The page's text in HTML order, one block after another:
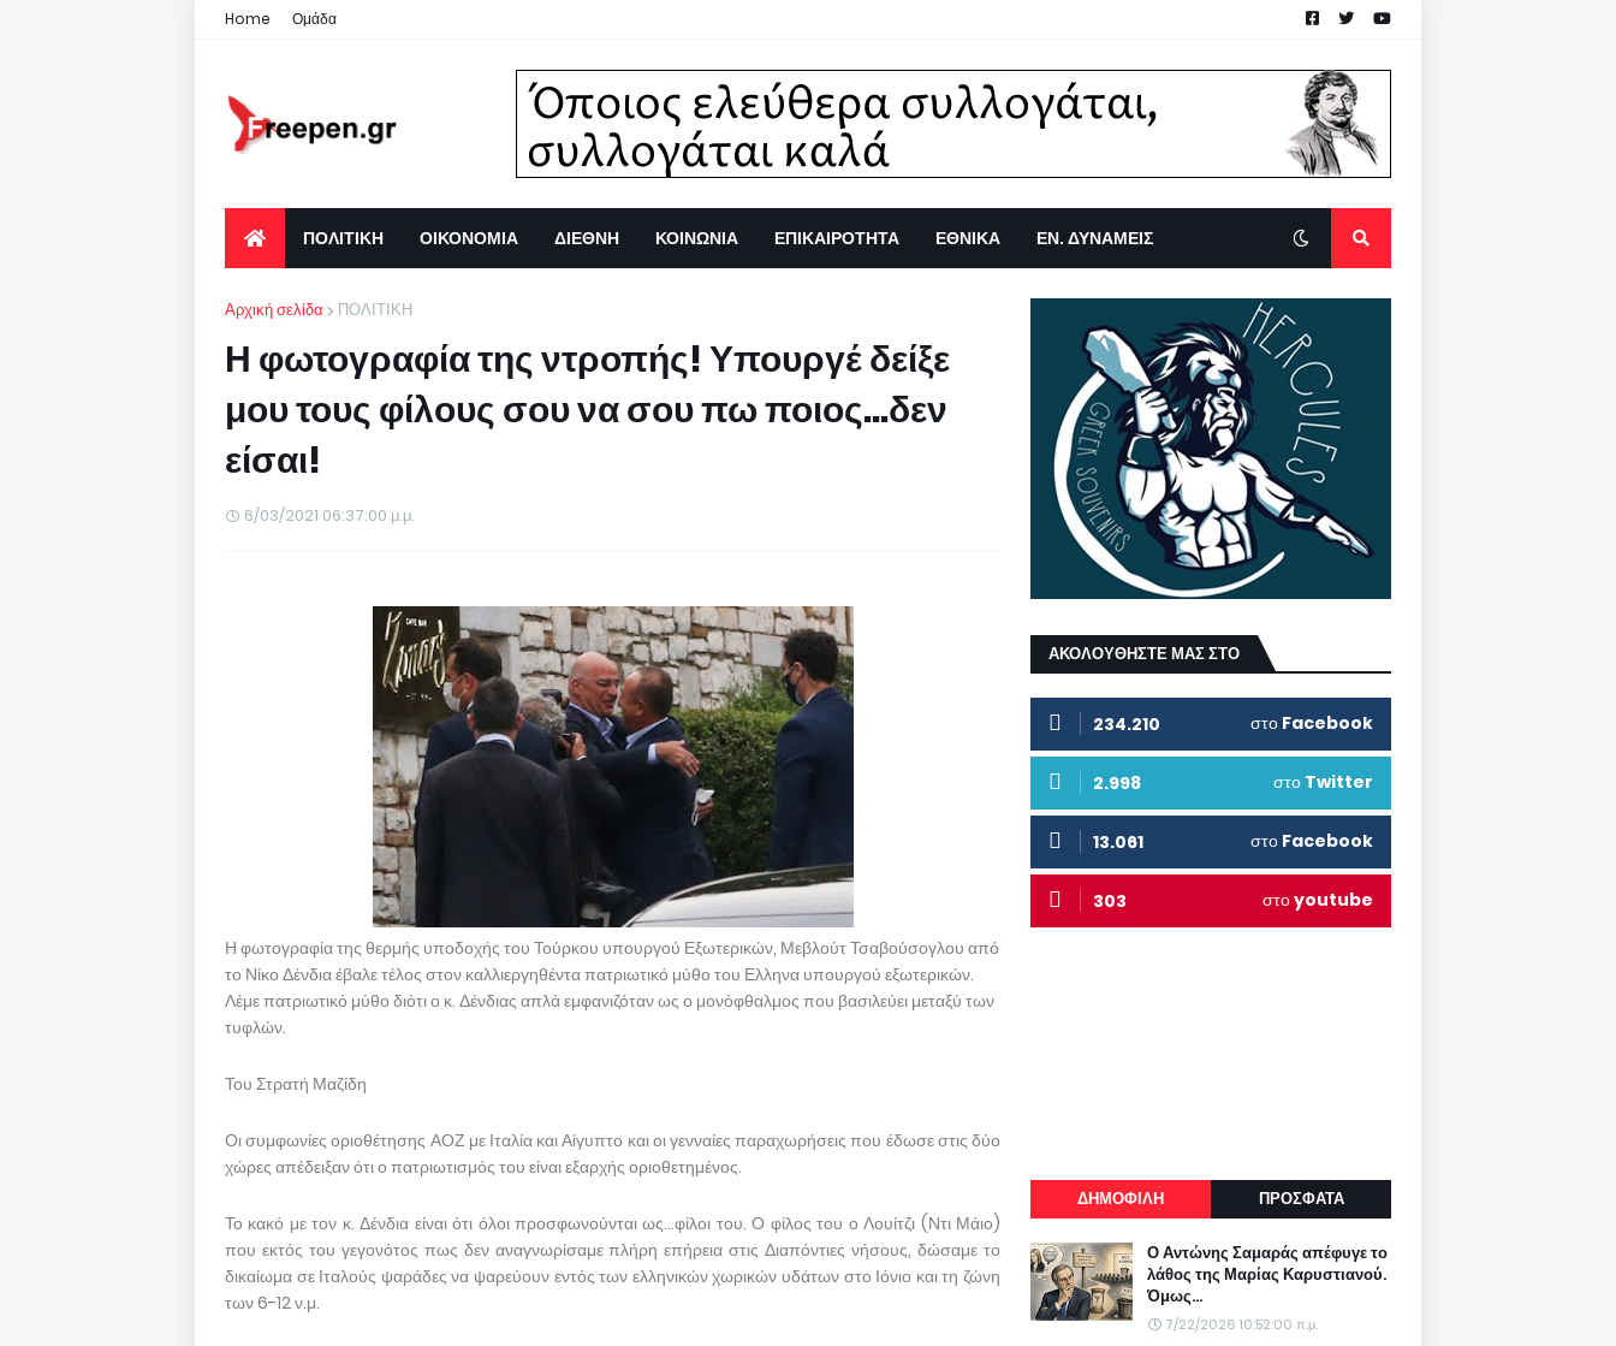
Home Ομάδα
ΠΟΛΙΤΙΚΗ ΟΙΚΟΝΟΜΙΑ ΔΙΕΘΝΗ ΚΟΙΝΩΝΙΑ ΕΠΙΚΑΙΡΟΤΗΤΑ ΕΘΝΙΚΑ ΕΝ. ΔΥΝΑΜΕΙΣ
Αρχική σελίδα ΠΟΛΙΤΙΚΗ
Η φωτογραφία της ντροπής! Υπουργέ δείξε
μου τους φίλους σου να σου πω ποιος...δεν
είσαι!
6/03/2021 06:37:00 μ.μ.
Η φωτογραφία της θερμής υποδοχής του Τούρκου υπουργού Εξωτερικών, Μεβλούτ Τσαβούσογλου από
το Νίκο Δένδια έβαλε τέλος στον καλλιεργηθέντα πατριωτικό μύθο του Ελληνα υπουργού εξωτερικών.
Λέμε πατριωτικό μύθο διότι ο κ. Δένδιας απλά εμφανιζόταν ως ο μονόφθαλμος που βασιλεύει μεταξύ των
τυφλών.
Του Στρατή Μαζίδη
Οι συμφωνίες οριοθέτησης ΑΟΖ με Ιταλία και Αίγυπτο και οι γενναίες παραχωρήσεις που έδωσε στις δύο
χώρες απέδειξαν ότι ο πατριωτισμός του είναι εξαρχής οριοθετημένος.
Το κακό με τον κ. Δένδια είναι ότι όλοι προσφωνούνται ως...φίλοι του. Ο φίλος του ο Λουίτζι (Ντι Μάιο)
που εκτός του γεγονότος πως δεν αναγνωρίσαμε πλήρη επήρεια στις Διαπόντιες νήσους, δώσαμε το
δικαίωμα σε Ιταλούς ψαράδες να ψαρεύουν εντός των ελληνικών χωρικών υδάτων στο Ιόνιο και τη ζώνη
των 6-12 ν.μ.
ΑΚΟΛΟΥΘΗΣΤΕ ΜΑΣ ΣΤΟ
234.210 στο Facebook
2.998 στο Twitter
13.061 στο Facebook
303 στοyoutube
ΔΗΜΟΦΙΛΗ ΠΡΟΣΦΑΤΑ
Ο Αντώνης Σαμαράς απέφυγε το
λάθος της Μαρίας Καρυστιανού.
Όμως...
7/22/2026 10:52:00 π.μ.